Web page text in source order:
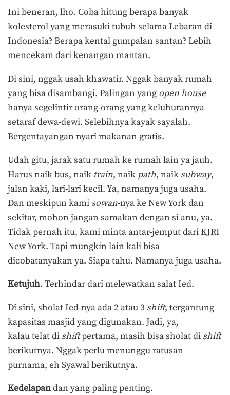
Ini beneran, lho. Coba hitung berapa banyak
kolesterol yang merasuki tubuh selama Lebaran di
Indonesia? Berapa kental gumpalan santan? Lebih
mencekam dari kenangan mantan.
Di sini, nggak usah khawatir. Nggak banyak rumah
yang bisa disambangi. Palingan yang open house
hanya segelintir orang-orang yang keluhurannya
setaraf dewa-dewi. Selebihnya kayak sayalah.
Bergentayangan nyari makanan gratis.
Udah gitu, jarak satu rumah ke rumah lain ya jauh.
Harus naik bus, naik train, naik path, naik subway,
jalan kaki, lari-lari kecil. Ya, namanya juga usaha.
Dan meskipun kami sowan-nya ke New York dan
sekitar, mohon jangan samakan dengan si anu, ya.
Tidak pernah itu, kami minta antar-jemput dari KJRI
New York. Tapi mungkin lain kali bisa
dicobatanyakan ya. Siapa tahu. Namanya juga usaha.
Ketujuh. Terhindar dari melewatkan salat Ied.
Di sini, sholat Ied-nya ada 2 atau 3 shift, tergantung
kapasitas masjid yang digunakan. Jadi, ya,
kalau telat di shiftpertama, masih bisa sholat di shift
berikutnya. Nggak perlu menunggu ratusan
purnama, eh Syawal berikutnya.
Kedelapandan yang paling penting.